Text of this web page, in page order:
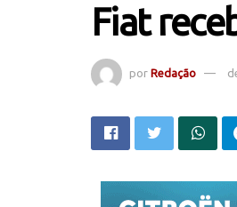
Fiat
por Redação